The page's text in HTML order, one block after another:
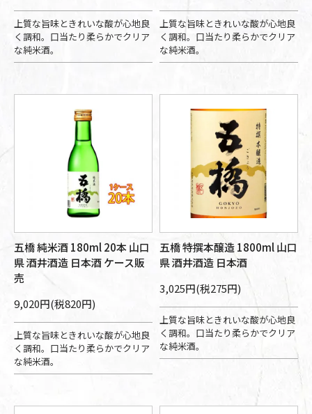
上質な旨味ときれいな酸が心地良
く調和。口当たり柔らかでクリア
な純米酒。
上質な旨味ときれいな酸が心地良
く調和。口当たり柔らかでクリア
な純米酒。
五橋 純米酒 180ml 20本 山口
県 酒井酒造 日本酒 ケース販
売
9,020円(税820円)
上質な旨味ときれいな酸が心地良
く調和。口当たり柔らかでクリア
な純米酒。
五橋 特撰本醸造 1800ml 山口
県 酒井酒造 日本酒
3,025円(税275円)
上質な旨味ときれいな酸が心地良
く調和。口当たり柔らかでクリア
な純米酒。